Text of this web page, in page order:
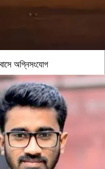
বাসে অগ্নিসংযোগ